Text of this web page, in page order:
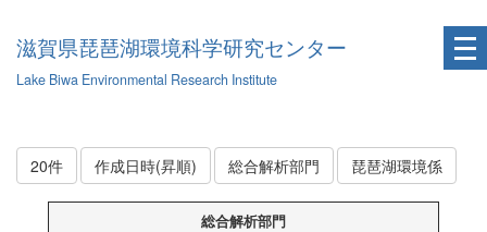
滋賀県琵琶湖環境科学研究センター
Lake Biwa Environmental Research Institute
20件 作成日時(昇順) 総合解析部門 琵琶湖環境係
総合解析部門